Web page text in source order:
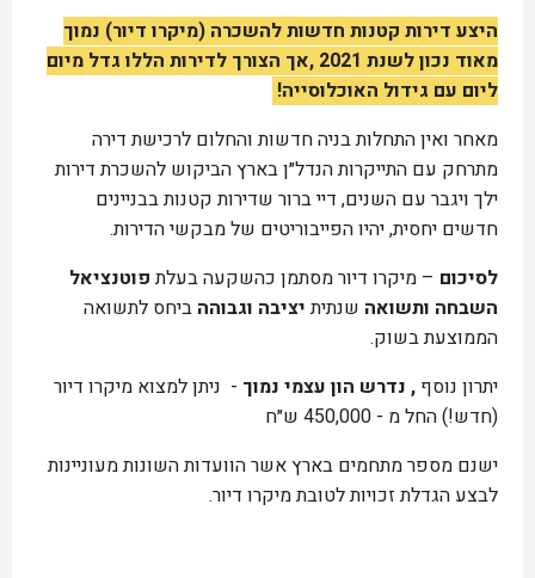
היצע דירות קטנות חדשות להשכרה (מיקרו דיור) נמוך
מאוד נכון לשנת 2021 ,אך הצורך לדירות הללו גדל מיום
ליום עם גידול האוכלוסייה!
מאחר ואין התחלות בניה חדשות והחלום לרכישת דירה
מתרחק עם התייקרות הנדל״ן בארץ הביקוש להשכרת דירות
ילך ויגבר עם השנים, דיי ברור שדירות קטנות בבניינים
חדשים יחסית, יהיו הפייבוריטים של מבקשי הדירות.
לסיכום – מיקרו דיור מסתמן כהשקעה בעלתפוטנציאל
השבחה ותשואה שנתיתיציבה וגבוהה ביחס לתשואה
הממוצעת בשוק.
יתרון נוסף , נדרש הון עצמי נמוך - ניתן למצוא מיקרו דיור
(חדש!) החל מ - 450,000 ש״ח
ישנם מספר מתחמים בארץ אשר הוועדות השונות מעוניינות
לבצע הגדלת זכויות לטובת מיקרו דיור.